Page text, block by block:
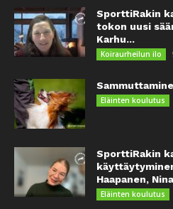
SporttiRakin
tokon uusi
Karhu...
Koiraurheilun ilo
Eläinten koulutus
SporttiRakin
Haapanen,
Eläinten koulutus